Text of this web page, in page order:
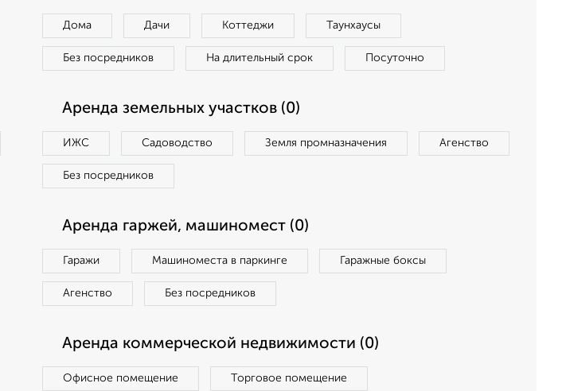
Дома Дачи Коттеджи Таунхаусы
Без посредников На длительный срок Посуточно
Аренда земельных участков (0)
ИЖС Садоводство Земля промназначения Агенство
Без посредников
Аренда гаржей, машиномест (0)
Гаражи Машиноместа в паркинге Гаражные боксы
Агенство Без посредников
Аренда коммерческой недвижимости (0)
Офисное помещение Торговое помещение